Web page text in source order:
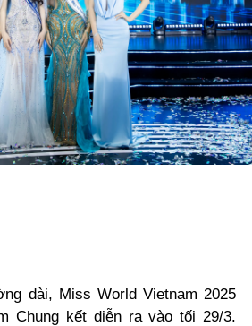
dài, Miss World Vietnam 2025
Chung kết diễn ra vào tối 29/3.